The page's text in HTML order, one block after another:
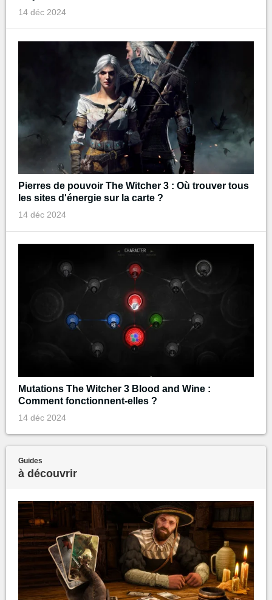
14 déc 2024
Pierres de pouvoir The Witcher 3 : Où trouver tous
les sites d'énergie sur la carte ?
14 déc 2024
Mutations The Witcher 3 Blood and Wine :
Comment fonctionnent-elles ?
14 déc 2024
Guides
à découvrir